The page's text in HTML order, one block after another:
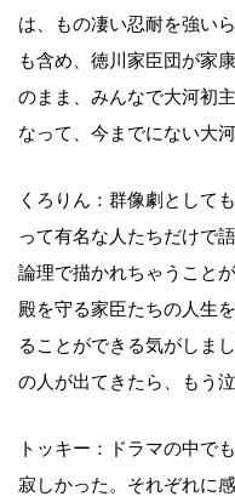
は、もの凄い忍耐を強い
も含め、徳川家臣団が家
のまま、みんなで大河初
なって、今までにない大
くろりん：群像劇として
って有名な人たちだけで
論理で描かれちゃうこと
殿を守る家臣たちの人生
ることができる気がしま
の人が出てきたら、もう泣
トッキー：ドラマの中で
寂しかった。それぞれに